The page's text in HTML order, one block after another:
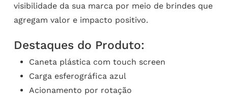
visibilidade da sua marca por meio de brindes que
agregam valor e impacto positivo.
Destaques do Produto:
Caneta plástica com touch screen
Carga esferográfica azul
Acionamento por rotação